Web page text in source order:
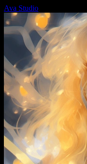
Ava Studio